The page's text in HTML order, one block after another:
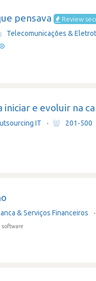
pensava Review
Telecomunicações &
iniciar e evoluir na
IT · 201-500
& Serviços Financeiros ·
software